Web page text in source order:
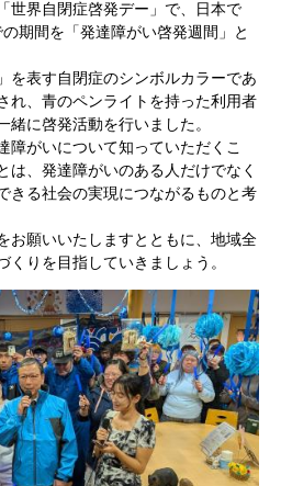
世界自閉症啓発デー」で、日本で
期間を「発達障がい啓発週間」と
表す自閉症のシンボルカラーであ
れ、青のペンライトを持った利用者
に啓発活動を行いました。
がいについて知っていただくこ
は、発達障がいのある人だけでなく
きる社会の実現につながるものと考
お願いいたしますとともに、地域全
りを目指していきましょう。